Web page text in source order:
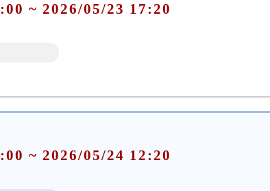
~ 2026/05/23 17:20
~ 2026/05/24 12:20